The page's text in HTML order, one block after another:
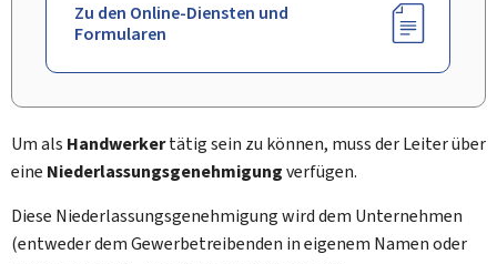
Zu den Online-Diensten und
Formularen
Um als Handwerkertätig sein zu können, muss der Leiter über
eine Niederlassungsgenehmigungverfügen.
Diese Niederlassungsgenehmigung wird dem Unternehmen
(entweder dem Gewerbetreibenden in eigenem Namen oder